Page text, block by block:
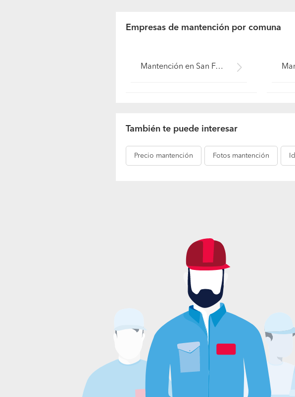
Empresas de mantención por comuna
Mantención en San Fernando (Región VI Libertador B. O'Higgins - Colchagua)
También te puede interesar
Precio mantención Fotos mantención